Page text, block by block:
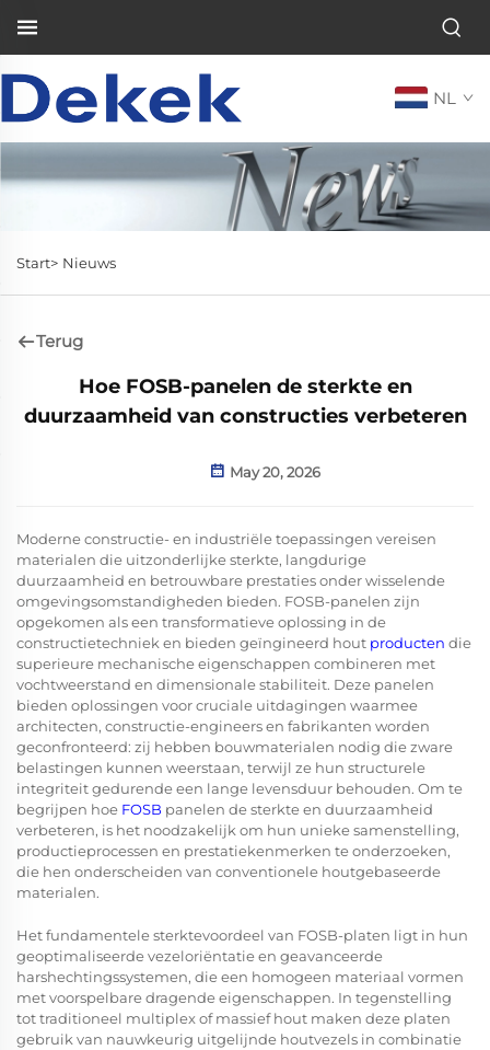
NL
Start> Nieuws
Terug
Hoe FOSB-panelen de sterkte en
duurzaamheid van constructies verbeteren
May 20, 2026
Moderne constructie- en industriële toepassingen vereisen
materialen die uitzonderlijke sterkte, langdurige
duurzaamheid en betrouwbare prestaties onder wisselende
omgevingsomstandigheden bieden. FOSB-panelen zijn
opgekomen als een transformatieve oplossing in de
constructietechniek en bieden geïngineerd hout producten die
superieure mechanische eigenschappen combineren met
vochtweerstand en dimensionale stabiliteit. Deze panelen
bieden oplossingen voor cruciale uitdagingen waarmee
architecten, constructie-engineers en fabrikanten worden
geconfronteerd: zij hebben bouwmaterialen nodig die zware
belastingen kunnen weerstaan, terwijl ze hun structurele
integriteit gedurende een lange levensduur behouden. Om te
begrijpen hoe FOSB panelen de sterkte en duurzaamheid
verbeteren, is het noodzakelijk om hun unieke samenstelling,
productieprocessen en prestatiekenmerken te onderzoeken,
die hen onderscheiden van conventionele houtgebaseerde
materialen.
Het fundamentele sterktevoordeel van FOSB-platen ligt in hun
geoptimaliseerde vezeloriëntatie en geavanceerde
harshechtingssystemen, die een homogeen materiaal vormen
met voorspelbare dragende eigenschappen. In tegenstelling
tot traditioneel multiplex of massief hout maken deze platen
gebruik van nauwkeurig uitgelijnde houtvezels in combinatie